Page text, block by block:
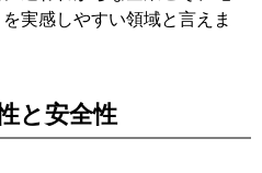
実感しやすい領域と言えま
と安全性